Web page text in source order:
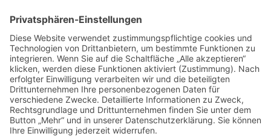
Spanien
Südtirol
USA
Weihnachten
Weihnachtstexte
Datenschutzerklärung